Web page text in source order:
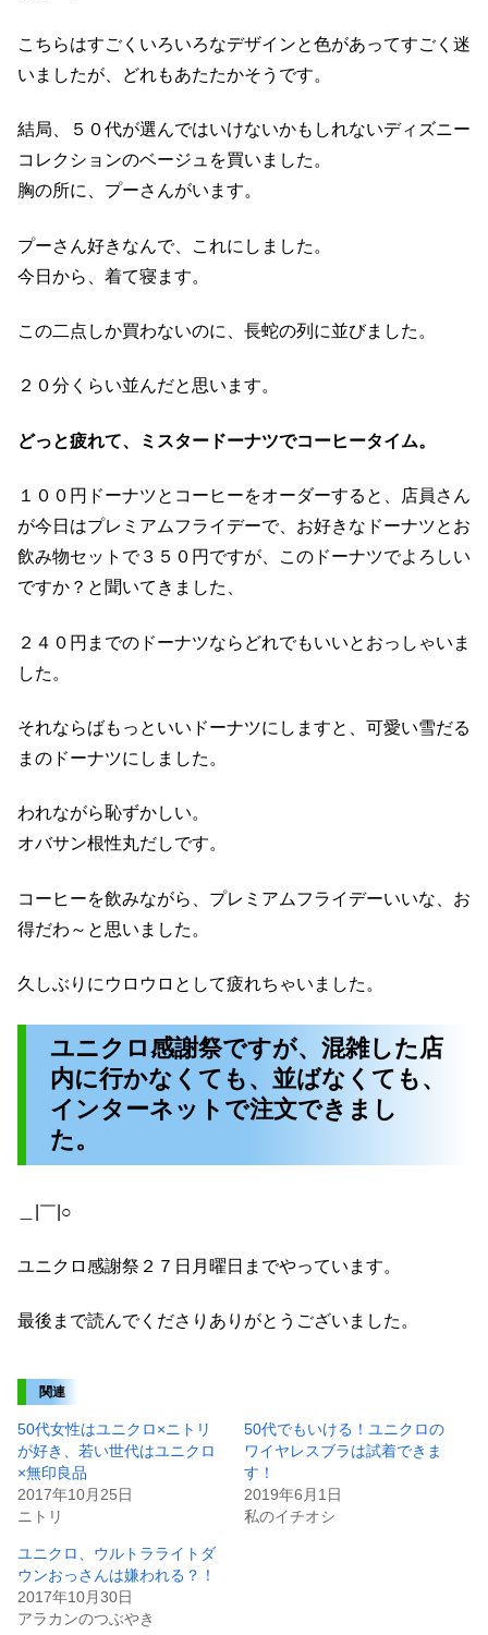
こちらはすごくいろいろなデザインと色があってすごく迷
いましたが、どれもあたたかそうです。
結局、５０代が選んではいけないかもしれないディズニー
コレクションのベージュを買いました。
胸の所に、プーさんがいます。
プーさん好きなんで、これにしました。
今日から、着て寝ます。
この二点しか買わないのに、長蛇の列に並びました。
２０分くらい並んだと思います。
どっと疲れて、ミスタードーナツでコーヒータイム。
１００円ドーナツとコーヒーをオーダーすると、店員さん
が今日はプレミアムフライデーで、お好きなドーナツとお
飲み物セットで３５０円ですが、このドーナツでよろしい
ですか？と聞いてきました、
２４０円までのドーナツならどれでもいいとおっしゃいま
した。
それならばもっといいドーナツにしますと、可愛い雪だる
まのドーナツにしました。
われながら恥ずかしい。
オバサン根性丸だしです。
コーヒーを飲みながら、プレミアムフライデーいいな、お
得だわ～と思いました。
久しぶりにウロウロとして疲れちゃいました。
ユニクロ感謝祭ですが、混雑した店
内に行かなくても、並ばなくても、
インターネットで注文できまし
た。
＿|￣|○
ユニクロ感謝祭２７日月曜日までやっています。
最後まで読んでくださりありがとうございました。
関連
50代女性はユニクロ×ニトリ
が好き、若い世代はユニクロ
×無印良品
2017年10月25日
ニトリ
50代でもいける！ユニクロの
ワイヤレスブラは試着できま
す！
2019年6月1日
私のイチオシ
ユニクロ、ウルトラライトダ
ウンおっさんは嫌われる？！
2017年10月30日
アラカンのつぶやき